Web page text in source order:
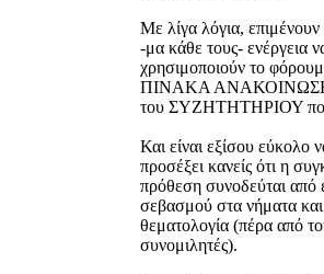
Με λίγα λόγια,
-μα κάθε τους- ενέργεια
χρησιμοποιούν το
ΠΙΝΑΚΑ
του ΣΥΖΗΤΗΤΗΡΙΟΥ που
Και είναι εξίσου εύκολο
προσέξει κανείς ότι η
πρόθεση συνοδεύται από
σεβασμού στα νήματα
θεματολογία (πέρα από
συνομιλητές).